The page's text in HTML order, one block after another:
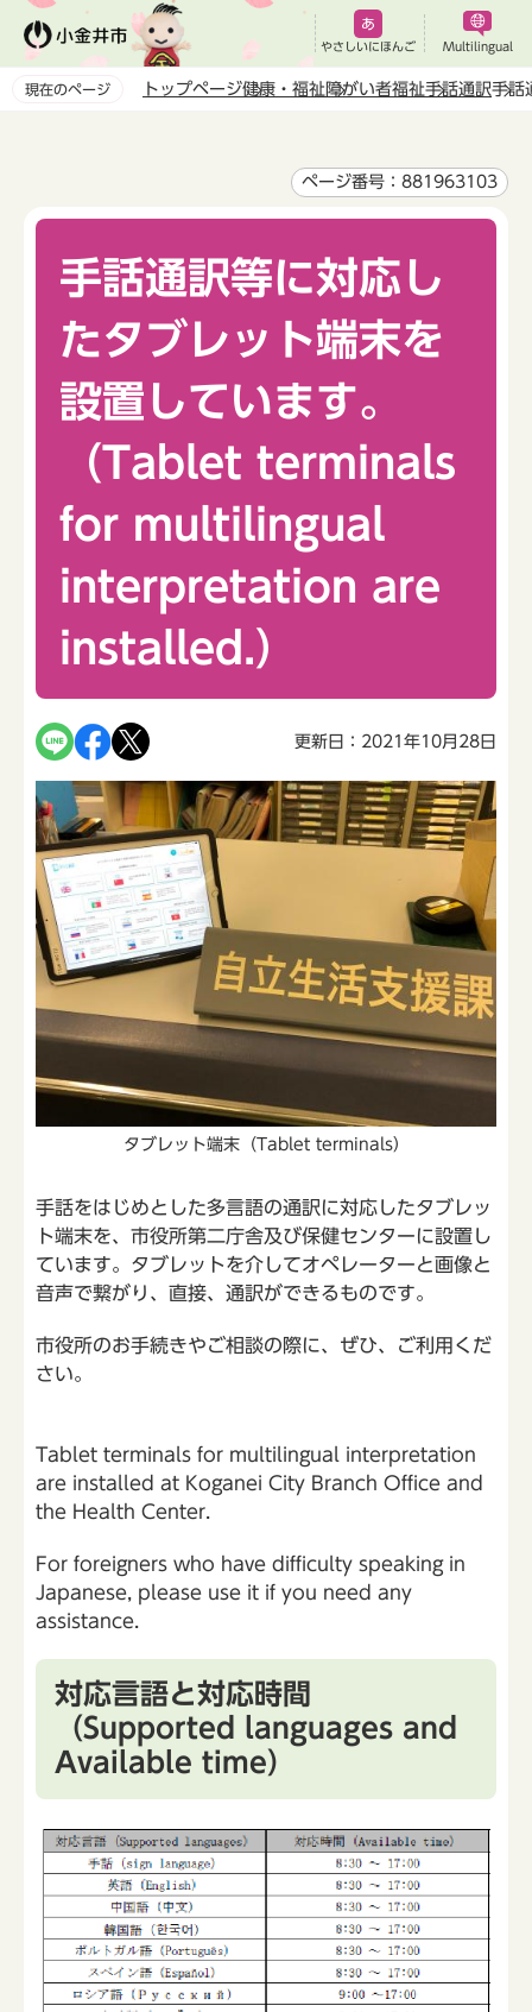
ペ
やさしいにほんご Multilingual
現在のページ トップページ健康・福祉 障がい者福祉手話通訳手話
ページ番号：881963103
手話通訳等に対応し
たタブレット端末を
設置しています。
（Tablet terminals
for multilingual
interpretation are
installed.）
更新日：2021年10月28日
タブレット端末（Tablet terminals）
手話をはじめとした多言語の通訳に対応したタブレッ
ト端末を、市役所第二庁舎及び保健センターに設置し
ています。タブレットを介してオペレーターと画像と
音声で繋がり、直接、通訳ができるものです。
市役所のお手続きやご相談の際に、ぜひ、ご利用くだ
さい。
Tablet terminals for multilingual interpretation
are installed at Koganei City Branch Office and
the Health Center.
For foreigners who have difficulty speaking in
Japanese, please use it if you need any
assistance.
対応言語と対応時間
（Supported languages and
Available time）